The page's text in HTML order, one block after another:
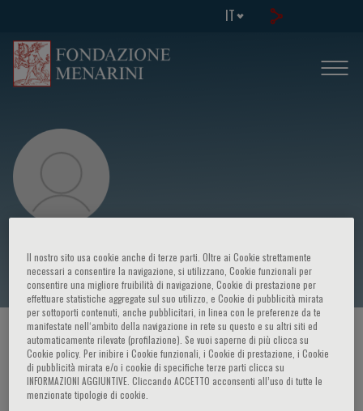
IT
Espen H.Aspnes
HOME PAGE / CORSI ED EVENTI / RELATORE
Il nostro sito usa cookie anche di terze parti. Oltre ai Cookie strettamente
necessari a consentire la navigazione, si utilizzano, Cookie funzionali per
consentire una migliore fruibilità di navigazione, Cookie di prestazione per
effettuare statistiche aggregate sul suo utilizzo, e Cookie di pubblicità mirata
per sottoporti contenuti, anche pubblicitari, in linea con le preferenze da te
manifestate nell‘ambito della navigazione in rete su questo e su altri siti ed
automaticamente rilevate (profilazione). Se vuoi saperne di più clicca su
Cookie policy. Per inibire i Cookie funzionali, i Cookie di prestazione, i Cookie
di pubblicità mirata e/o i cookie di specifiche terze parti clicca su
INFORMAZIONI AGGIUNTIVE. Cliccando ACCETTO acconsenti all’uso di tutte le
menzionate tipologie di cookie.